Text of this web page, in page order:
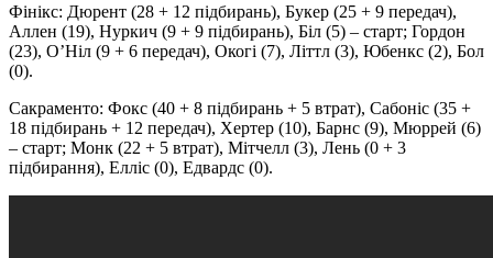
Фінікс: Дюрент (28 + 12 підбирань), Букер (25 + 9 передач),
Аллен (19), Нуркич (9 + 9 підбирань), Біл (5) – старт; Гордон
(23), О’Ніл (9 + 6 передач), Окогі (7), Літтл (3), Юбенкс (2), Бол
(0).
Сакраменто: Фокс (40 + 8 підбирань + 5 втрат), Сабоніс (35 +
18 підбирань + 12 передач), Хертер (10), Барнс (9), Мюррей (6)
– старт; Монк (22 + 5 втрат), Мітчелл (3), Лень (0 + 3
підбирання), Елліс (0), Едвардс (0).